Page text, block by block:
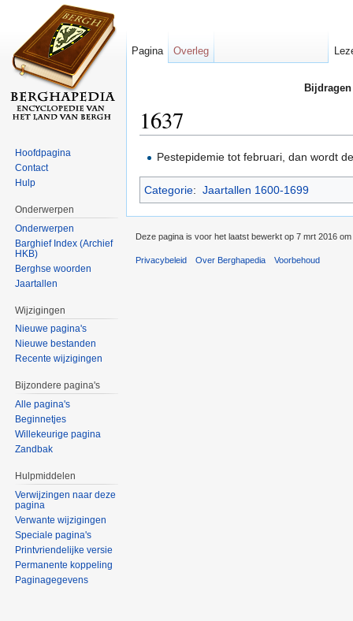
1637
Pestepidemie tot februari, dan wordt
Categorie: Jaartallen 1600-1699
Pagina Overleg
Hoofdpagina
Contact
Hulp
Onderwerpen
Onderwerpen
Barghief Index (Archief
HKB)
Berghse woorden
Jaartallen
Wijzigingen
Nieuwe pagina's
Nieuwe bestanden
Recente wijzigingen
Bijzondere pagina's
Alle pagina's
Beginnetjes
Willekeurige pagina
Zandbak
Hulpmiddelen
Verwijzingen naar deze
pagina
Verwante wijzigingen
Speciale pagina's
Printvriendelijke versie
Permanente koppeling
Paginagegevens
Deze pagina is voor het laatst bewerkt op 7 mrt 2016 om
Privacybeleid Over Berghapedia Voorbehoud